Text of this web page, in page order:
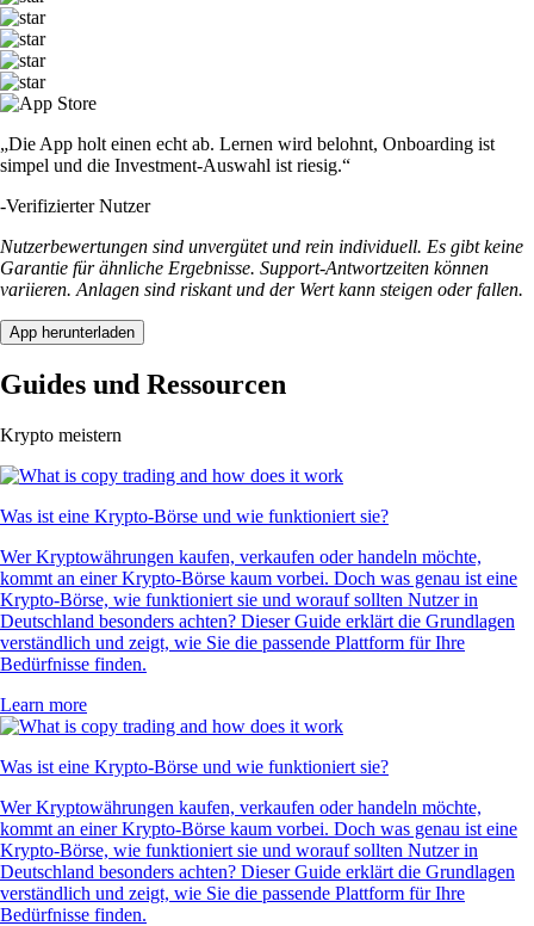
„Die App holt einen echt ab. Lernen wird belohnt, Onboarding ist
simpel und die Investment-Auswahl ist riesig.“
-Verifizierter Nutzer
Nutzerbewertungen sind unvergütet und rein individuell. Es gibt keine
Garantie für ähnliche Ergebnisse. Support-Antwortzeiten können
variieren. Anlagen sind riskant und der Wert kann steigen oder fallen.
App herunterladen
Guides und Ressourcen
Krypto meistern
Was ist eine Krypto-Börse und wie funktioniert sie?
Wer Kryptowährungen kaufen, verkaufen oder handeln möchte,
kommt an einer Krypto-Börse kaum vorbei. Doch was genau ist eine
Krypto-Börse, wie funktioniert sie und worauf sollten Nutzer in
Deutschland besonders achten? Dieser Guide erklärt die Grundlagen
verständlich und zeigt, wie Sie die passende Plattform für Ihre
Bedürfnisse finden.
Learn more
Was ist eine Krypto-Börse und wie funktioniert sie?
Wer Kryptowährungen kaufen, verkaufen oder handeln möchte,
kommt an einer Krypto-Börse kaum vorbei. Doch was genau ist eine
Krypto-Börse, wie funktioniert sie und worauf sollten Nutzer in
Deutschland besonders achten? Dieser Guide erklärt die Grundlagen
verständlich und zeigt, wie Sie die passende Plattform für Ihre
Bedürfnisse finden.